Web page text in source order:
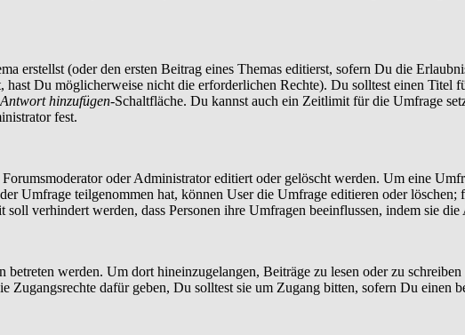
erstellst (oder den ersten Beitrag eines Themas editierst, sofern Du die
Du möglicherweise nicht die erforderlichen Rechte). Du solltest einen Titel
Antwort hinzufügen-Schaltfläche. Du kannst auch ein Zeitlimit für die Umfrage
fest.
oder Administrator editiert oder gelöscht werden. Um eine
Umfrage teilgenommen hat, können User die Umfrage editieren oder
verhindert werden, dass Personen ihre Umfragen beeinflussen, indem sie
werden. Um dort hineinzugelangen, Beiträge zu lesen oder zu
dafür geben, Du solltest sie um Zugang bitten, sofern Du einen